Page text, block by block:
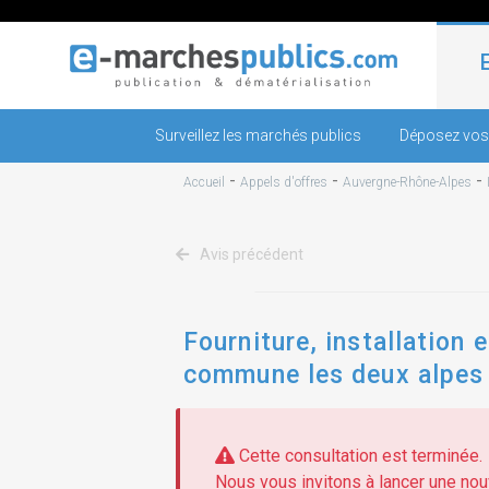
Surveillez les marchés publics Déposez
Accueil - Appels d'offres - Auvergne-Rhône-Alpes -
Avis précédent
Fourniture, installation
commune les deux alpes
Cette consultation est terminée.
Nous vous invitons à lancer une